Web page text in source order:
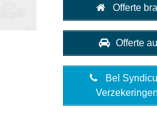
Offerte
Offerte
Bel